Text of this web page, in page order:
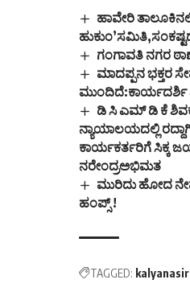
ಹಾವೇರಿ
ಗಂಗಾವತಿ ನಗರ
ಮಾದಪ್ಪನ ಭಕ್ತರ
ಮುಂದಿದೆ:ಕಾರ್ಯದರ್ಶಿ
ಡಿ ಸಿ ಎಮ್ ಡಿ ಕೆ
ನ್ಯಾಯಾಲಯದಲ್ಲಿ
ಕಾರ್ಯಕರ್ತರಿಗೆ ಸಿಕ್ಕ
ನರೇಂದ್ರಅಭಿಮತ
ಮುರಿದು ಹೋದ
ಹಂಪ್ಸ್ !
TAGGED: